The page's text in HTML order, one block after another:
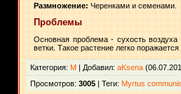
Размножение: Черенками и семенами.
Проблемы
Основная проблема - сухость
ветки. Такое растение легко
Категория: М | Добавил: aKsena
Просмотров: 3005 | Теги: Myrtus communis